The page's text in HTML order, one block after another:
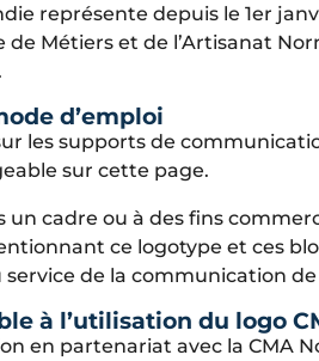
représente depuis le 1er
de Métiers et de l’Artisanat
d’emploi
les supports de
sur cette page.
un cadre ou à des fins
ce logotype et ces
service de la communication
à l’utilisation du logo
en partenariat avec la CMA